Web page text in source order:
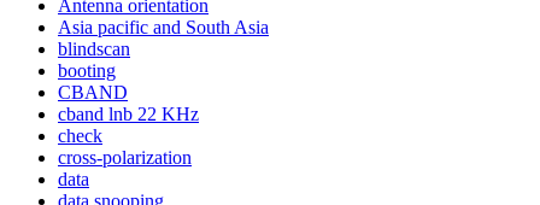
Antenna orientation
Asia pacific and South Asia
blindscan
booting
CBAND
cband lnb 22 KHz
check
cross-polarization
data
data snooping